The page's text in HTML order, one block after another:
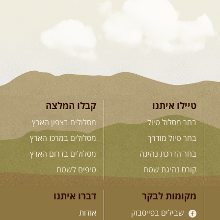
מסע שטח לאחת המדינות הפראיות
והמרגשות בעולם. קירגיסטאן היא לא ...
[המשך]
הקווקז הגבוה מחכה לכם: נתיבי שטח
מרהיבים, פסגות מושלגות, אירוח ...
[המשך]
23-29.09.2026 - סוכות – טיול
פתוח
בין רכס הקווקז הנמוך לגבוה, בין נהרות
שוצפים למעברי הרים ...[המשך]
טיילו איתנו
בחר מסלול טיול
בחר טיול מודרך
בחר הדרכת נהיגה
קורס נהיגת שטח
קבלו המלצה
מסלולים בצפון הארץ
מסלולים במרכז הארץ
מסלולים בדרום הארץ
טיפים לשטח
מקומות לבקר
שבילים בפייסבוק
דברו איתנו
אודות